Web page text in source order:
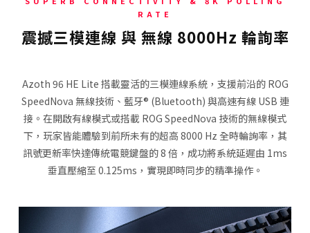
RATE
震撼三模連線 與 無線 8000Hz 輪詢率
Azoth 96 HE Lite 搭載靈活的三模連線系統，支援前沿的 ROG
SpeedNova 無線技術、藍牙® (Bluetooth) 與高速有線 USB 連
接。在開啟有線模式或搭載 ROG SpeedNova 技術的無線模式
下，玩家皆能體驗到前所未有的超高 8000 Hz 全時輪詢率，其
訊號更新率快達傳統電競鍵盤的 8 倍，成功將系統延遲由 1ms
垂直壓縮至 0.125ms，實現即時同步的精準操作。